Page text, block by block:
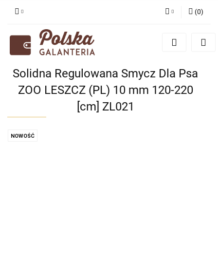
Zaloguj się
Zgody cookies
(0)
Solidna Regulowana Smycz Dla Psa
ZOO LESZCZ (PL) 10 mm 120-220
[cm] ZL021
NOWOŚĆ